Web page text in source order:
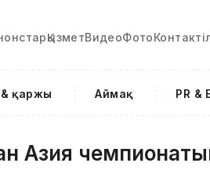
ҚызметВидеоФото
қаржы Аймақ PR &
Азия